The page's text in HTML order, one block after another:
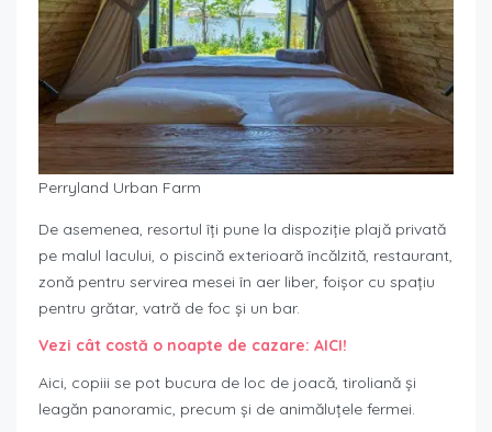
Perryland Urban Farm
De asemenea, resortul îți pune la dispoziție plajă privată
pe malul lacului, o piscină exterioară încălzită, restaurant,
zonă pentru servirea mesei în aer liber, foișor cu spațiu
pentru grătar, vatră de foc și un bar.
Vezi cât costă o noapte de cazare: AICI!
Aici, copiii se pot bucura de loc de joacă, tiroliană și
leagăn panoramic, precum și de animăluțele fermei.